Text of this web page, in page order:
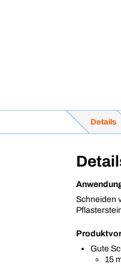
Details
Schneiden
Gute
15